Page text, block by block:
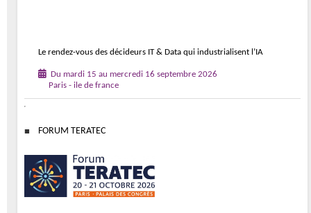
Le rendez-vous des décideurs IT & Data qui industrialisent l’IA
Du mardi 15 au mercredi 16 septembre 2026
Paris - ile de france
FORUM TERATEC